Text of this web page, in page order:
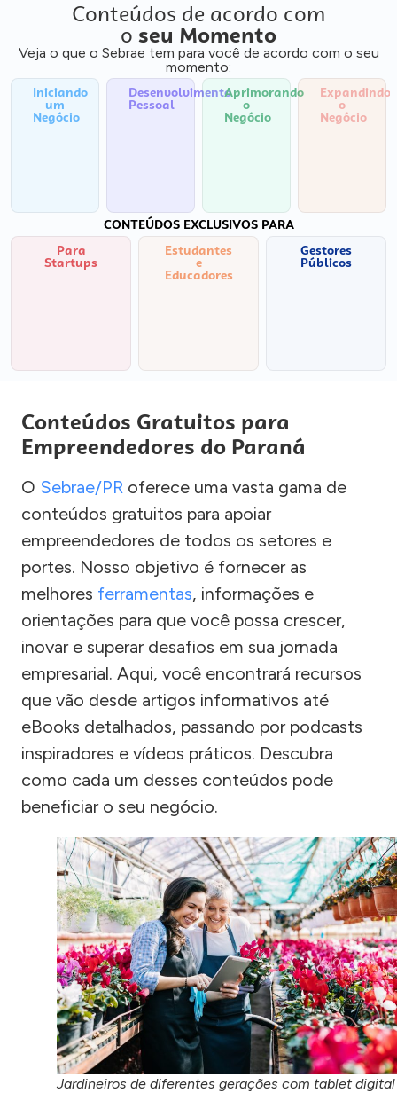
Conteúdos de acordo com
o seu Momento
Veja o que o Sebrae tem para você de acordo com o seu
momento:
Iniciando
um
Negócio
Desenvolvimento
Pessoal
Aprimorando
o
Negócio
Expandindo
o
Negócio
CONTEÚDOS EXCLUSIVOS PARA
Para
Startups
Estudantes
e
Educadores
Gestores
Públicos
Conteúdos Gratuitos para
Empreendedores do Paraná
O Sebrae/PR oferece uma vasta gama de
conteúdos gratuitos para apoiar
empreendedores de todos os setores e
portes. Nosso objetivo é fornecer as
melhores ferramentas, informações e
orientações para que você possa crescer,
inovar e superar desafios em sua jornada
empresarial. Aqui, você encontrará recursos
que vão desde artigos informativos até
eBooks detalhados, passando por podcasts
inspiradores e vídeos práticos. Descubra
como cada um desses conteúdos pode
beneficiar o seu negócio.
Jardineiros de diferentes gerações com tablet digital